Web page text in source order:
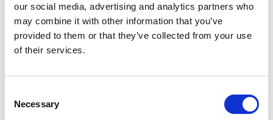
our social media, advertising and analytics partners who
may combine it with other information that you’ve
provided to them or that they’ve collected from your use
of their services.
Selection
Necessary
Zum Warenkorb hinzufügen
Zum Angebot hinzufügen
Als Favorit speichern